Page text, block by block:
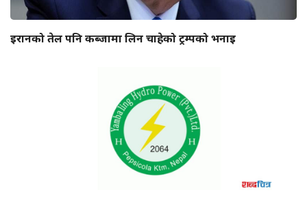
इरानको तेल पनि कब्जामा लिन चाहेको ट्रम्पको भनाइ